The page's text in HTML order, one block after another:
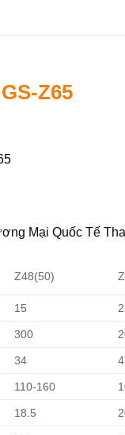
Z65
Mại Quốc Tế
Z48(50)
15
300
34
110-160
18.5